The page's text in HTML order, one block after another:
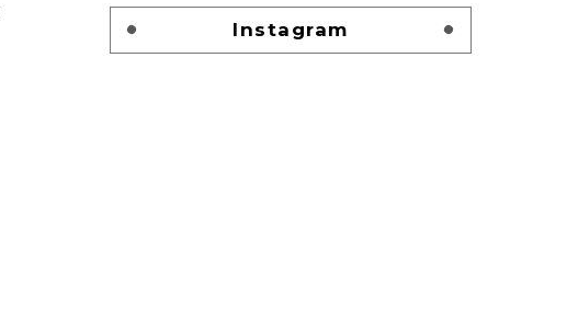
Instagram